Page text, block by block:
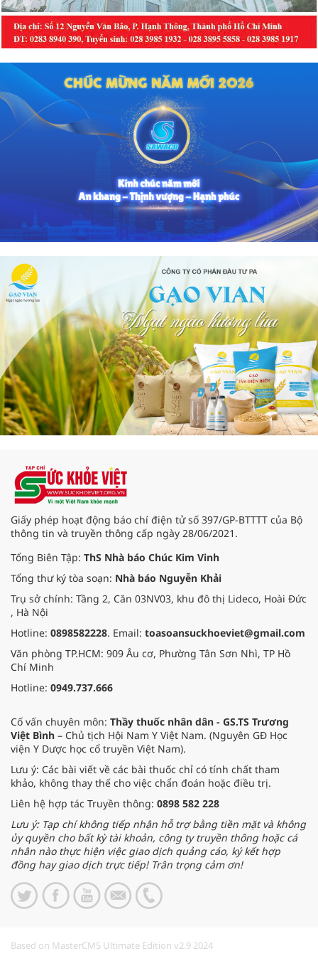
Giấy phép hoạt động báo chí điện tử số 397/GP-BTTTT của Bộ
thông tin và truyền thông cấp ngày 28/06/2021.
Tổng Biên Tập: ThS Nhà báo Chúc Kim Vinh
Tổng thư ký tòa soạn: Nhà báo Nguyễn Khải
Trụ sở chính: Tầng 2, Căn 03NV03, khu đô thị Lideco, Hoài Đức
, Hà Nội
Hotline: 0898582228. Email: toasoansuckhoeviet@gmail.com
Văn phòng TP.HCM: 909 Âu cơ, Phường Tân Sơn Nhì, TP Hồ
Chí Minh
Hotline: 0949.737.666
Cố vấn chuyên môn: Thầy thuốc nhân dân - GS.TS Trương
Việt Bình – Chủ tịch Hội Nam Y Việt Nam. (Nguyên GĐ Học
viện Y Dược học cổ truyền Việt Nam).
Lưu ý: Các bài viết về các bài thuốc chỉ có tính chất tham
khảo, không thay thế cho việc chẩn đoán hoặc điều trị.
Liên hệ hợp tác Truyền thông: 0898 582 228
Lưu ý: Tạp chí không tiếp nhận hỗ trợ bằng tiền mặt và không
ủy quyền cho bất kỳ tài khoản, công ty truyền thông hoặc cá
nhân nào thực hiện việc giao dịch quảng cáo, ký kết hợp
đồng hay giao dịch trực tiếp! Trân trọng cảm ơn!
Based on MasterCMS Ultimate Edition v2.9 2024